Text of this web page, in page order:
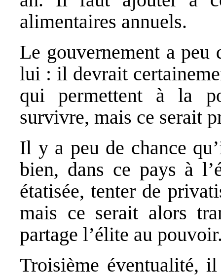
alimentaires annuels.
Le gouvernement a peu
lui : il devrait
qui permettent à la
survivre, mais ce serait
Il y a peu de chance
bien, dans ce pays à
étatisée, tenter de
mais ce serait alors
partage l’élite au
Troisième éventualité,